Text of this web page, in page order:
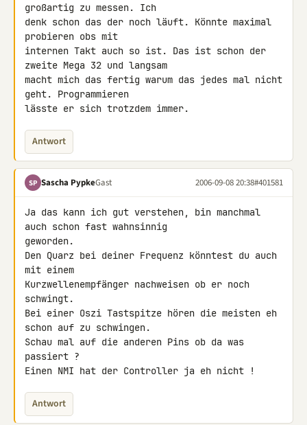
großartig zu messen. Ich
denk schon das der noch läuft. Könnte maximal
probieren obs mit
internen Takt auch so ist. Das ist schon der
zweite Mega 32 und langsam
macht mich das fertig warum das jedes mal nicht
geht. Programmieren
lässte er sich trotzdem immer.
Antwort
SP Sascha PypkeGast 2006-09-08 20:38#401581
Ja das kann ich gut verstehen, bin manchmal
auch schon fast wahnsinnig
geworden.
Den Quarz bei deiner Frequenz könntest du auch
mit einem
Kurzwellenempfänger nachweisen ob er noch
schwingt.
Bei einer Oszi Tastspitze hören die meisten eh
schon auf zu schwingen.
Schau mal auf die anderen Pins ob da was
passiert ?
Einen NMI hat der Controller ja eh nicht !
Antwort